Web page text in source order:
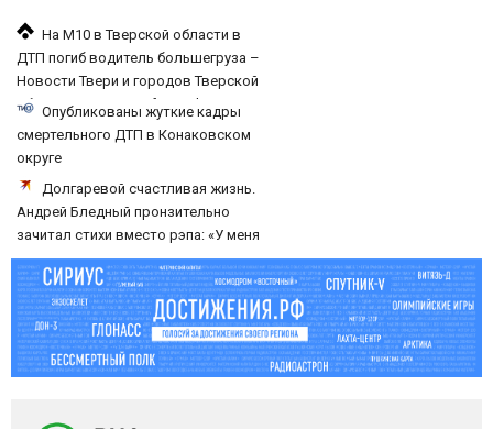
На М10 в Тверской области в
ДТП погиб водитель большегруза –
Новости Твери и городов Тверской
области сегодня - Afanasy.biz –
Тверские новости. Новости Твери.
Опубликованы жуткие кадры
смертельного ДТП в Конаковском
округе
Долгаревой счастливая жизнь.
Андрей Бледный пронзительно
зачитал стихи вместо рэпа: «У меня
на душе сто и один шов — это туше»